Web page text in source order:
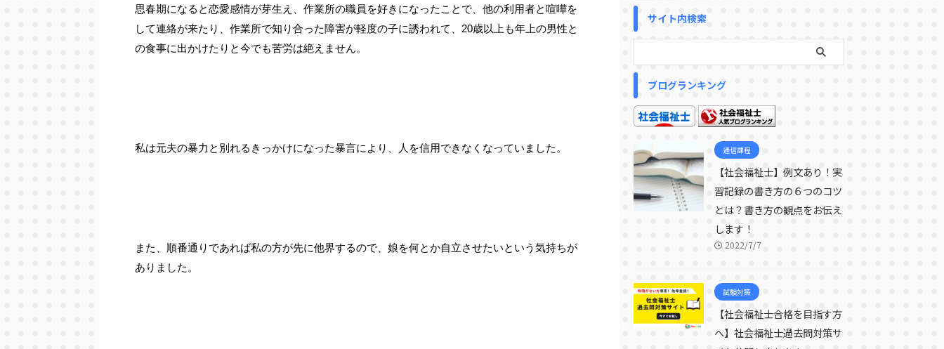
思春期になると恋愛感情が芽生え、作業所の職員を好きになったことで、他の利用者と喧嘩を
して連絡が来たり、作業所で知り合った障害が軽度の子に誘われて、20歳以上も年上の男性と
の食事に出かけたりと今でも苦労は絶えません。
私は元夫の暴力と別れるきっかけになった暴言により、人を信用できなくなっていました。
また、順番通りであれば私の方が先に他界するので、娘を何とか自立させたいという気持ちが
ありました。
サイト内検索
ブログランキング
通信課程
【社会福祉士】例文あり！実
習記録の書き方の６つのコツ
とは？書き方の観点をお伝え
します！
2022/7/7
試験対策
【社会福祉士合格を目指す方
へ】社会福祉士過去問対策サ